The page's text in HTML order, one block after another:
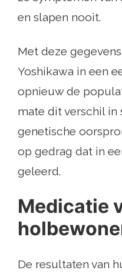
en slapen nooit.
Met deze
Yoshikawa in een
opnieuw de
mate dit verschil in
genetische
op gedrag dat in
geleerd.
Medicatie
De resultaten van